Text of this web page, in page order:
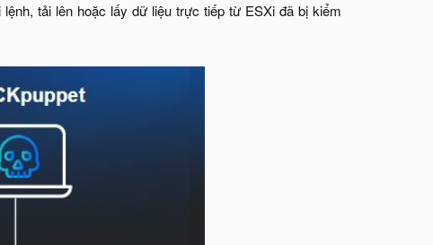
tải lên hoặc lấy dữ liệu trực tiếp từ ESXi đã bị kiểm